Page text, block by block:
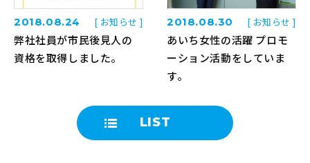
2018.08.24 [ お知らせ ]
弊社社員が市民後見人の
資格を取得しました。
LIST
2018.08.30 [ お知らせ ]
あいち女性の活躍 プロモ
ーション活動をしていま
す。